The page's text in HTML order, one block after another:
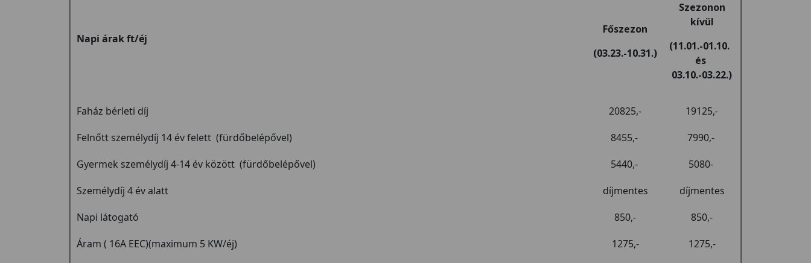
Napi árak ft/éj
Főszezon
(03.23.-10.31.)
Szezonon
kívül
(11.01.-01.10.
és
03.10.-03.22.)
Faház bérleti díj 20825,-
19125,-
Felnőtt személydíj 14 év felett (fürdőbelépővel)
8455,-
7990,-
Gyermek személydíj 4-14 év között (fürdőbelépővel)
5440,-
5080-
Személydíj 4 év alatt
díjmentes
díjmentes
Napi látogató
850,-
850,-
Áram ( 16A EEC)(maximum 5 KW/éj)
1275,-
1275,-